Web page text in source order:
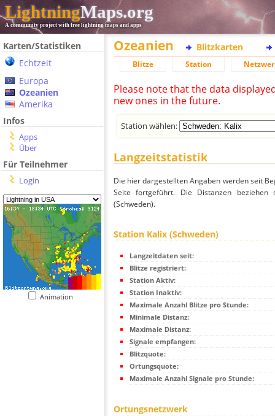
LightningMaps.org
A community project with free lightning maps and apps
Karten/Statistiken
Echtzeit
Europa
Ozeanien
Amerika
Infos
Apps
Über
Für Teilnehmer
Login
Animation
Ozeanien Blitzkarten
Blitze Station
Please note that the data
new ones in the future.
Station wählen:
Langzeitstatistik
Die hier dargestellten Angaben werden seit
Seite fortgeführt. Die Distanzen
(Schweden).
Station Kalix (Schweden)
Langzeitdaten seit:
Blitze registriert:
Station Aktiv:
Station Inaktiv:
Maximale Anzahl Blitze pro Stunde:
Minimale Distanz:
Maximale Distanz:
Signale empfangen:
Blitzquote:
Ortungsquote:
Maximale Anzahl Signale pro Stunde:
Ortungsnetzwerk